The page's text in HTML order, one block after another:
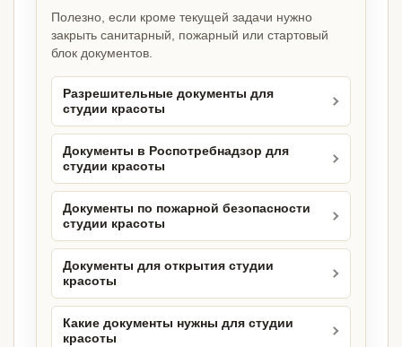
Полезно, если кроме текущей задачи нужно
закрыть санитарный, пожарный или стартовый
блок документов.
Разрешительные документы для
студии красоты
Документы в Роспотребнадзор для
студии красоты
Документы по пожарной безопасности
студии красоты
Документы для открытия студии
красоты
Какие документы нужны для студии
красоты